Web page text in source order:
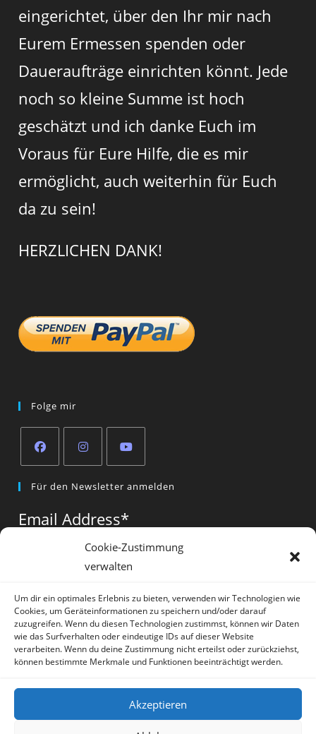
Cookie-Zustimmung
verwalten
Um dir ein optimales Erlebnis zu bieten, verwenden wir Technologien wie
Cookies, um Geräteinformationen zu speichern und/oder darauf
zuzugreifen. Wenn du diesen Technologien zustimmst, können wir Daten
wie das Surfverhalten oder eindeutige IDs auf dieser Website
verarbeiten. Wenn du deine Zustimmung nicht erteilst oder zurückziehst,
können bestimmte Merkmale und Funktionen beeinträchtigt werden.
Akzeptieren
eingerichtet, über den Ihr mir nach
Eurem Ermessen spenden oder
Daueraufträge einrichten könnt. Jede
noch so kleine Summe ist hoch
geschätzt und ich danke Euch im
Voraus für Eure Hilfe, die es mir
ermöglicht, auch weiterhin für Euch
da zu sein!
HERZLICHEN DANK!
Folge mir
in
new
in
new
in
new
tab
Für den Newsletter anmelden
Email Address*
Vorname*